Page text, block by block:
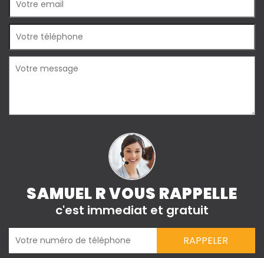
SAMUEL R VOUS RAPPELLE
c'est immediat et gratuit